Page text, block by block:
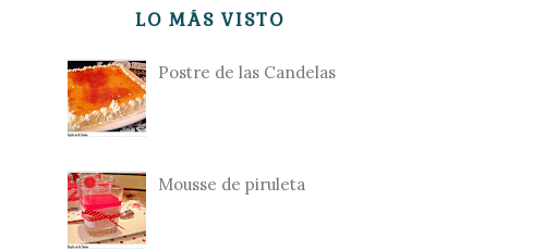
LO MÁS VISTO
Postre de las Candelas
Mousse de piruleta